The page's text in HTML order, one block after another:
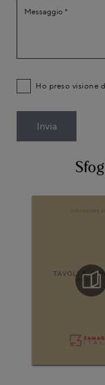
Ho preso visione
Invia